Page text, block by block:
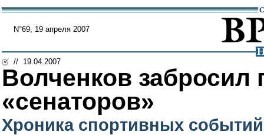
N°69, 19 апреля 2007
// 19.04.2007
Волченков
«сенаторов»
Хроника спортивных событий